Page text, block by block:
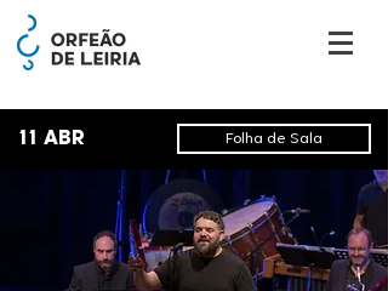
11 ABR Folha de Sala